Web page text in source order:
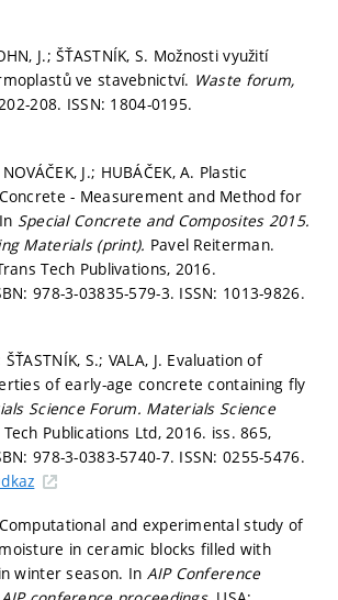
J.; ŠŤASTNÍK, S. Možnosti využití
ve stavebnictví. Waste forum,
208. ISSN: 1804-0195.
J.; HUBÁČEK, A. Plastic
- Measurement and Method for
Special Concrete and Composites 2015.
Materials (print). Pavel Reiterman.
Tech Publivations, 2016.
978-3-03835-579-3. ISSN: 1013-9826.
ŠŤASTNÍK, S.; VALA, J. Evaluation of
of early-age concrete containing fly
Science Forum. Materials Science
Publications Ltd, 2016. iss. 865,
978-3-0383-5740-7. ISSN: 0255-5476.
Computational and experimental study of
in ceramic blocks filled with
winter season. In AIP Conference